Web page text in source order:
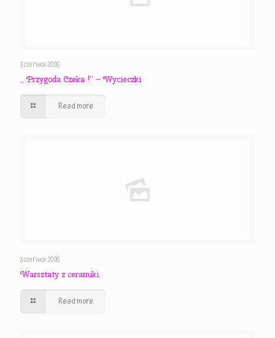
3 czerwca 2026
,, Przygoda Czeka !” – Wycieczki
Read more
3 czerwca 2026
Warsztaty z ceramiki.
Read more